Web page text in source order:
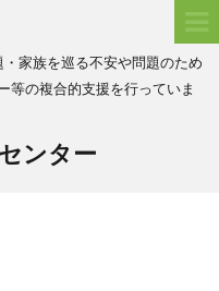
家族を巡る不安や問題のため
等の複合的支援を行っていま
ンター